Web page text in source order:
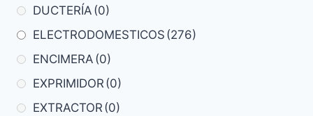
DUCTERÍA (0)
ELECTRODOMESTICOS (276)
ENCIMERA (0)
EXPRIMIDOR (0)
EXTRACTOR (0)